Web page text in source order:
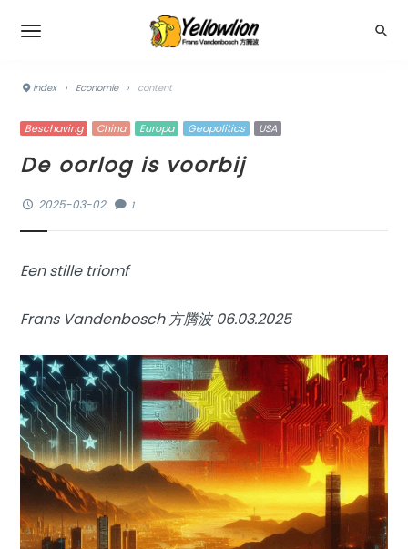
index › Economie › content
Beschaving China Europa Geopolitics USA
De oorlog is voorbij
2025-03-02 1
Een stille triomf
Frans Vandenbosch 方腾波 06.03.2025